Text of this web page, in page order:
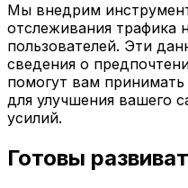
Мы внедрим
отслеживания трафика
пользователей. Эти
сведения о
помогут вам
для улучшения вашего
усилий.
Готовы